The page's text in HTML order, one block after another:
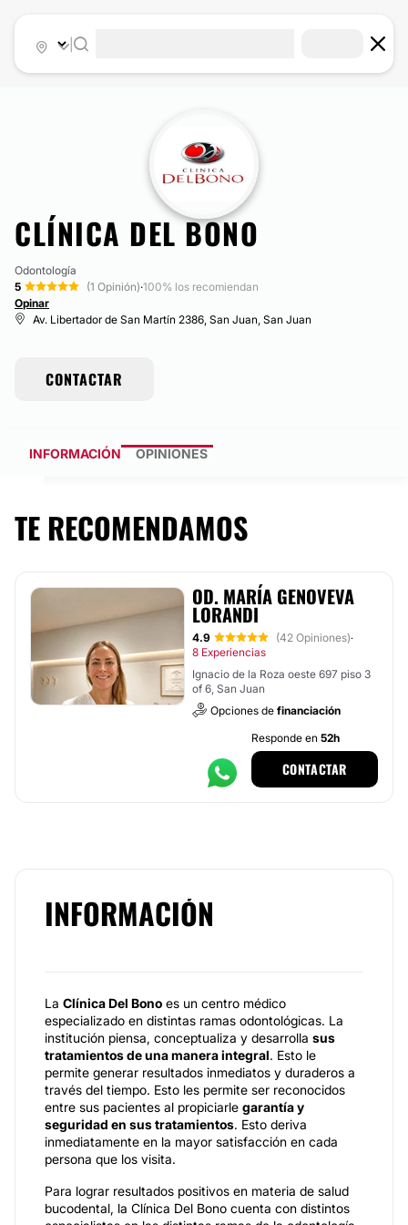
CLÍNICA DEL BONO
Odontología
5
(1 Opinión)·100% los recomiendan
Opinar
Av. Libertador de San Martín 2386, San Juan, San Juan
CONTACTAR
INFORMACIÓN OPINIONES
TE RECOMENDAMOS
OD. MARÍA GENOVEVA
LORANDI
4.9 (42 Opiniones)·
8 Experiencias
Ignacio de la Roza oeste 697 piso 3
of 6, San Juan
Opciones de financiación
Responde en 52h
CONTACTAR
INFORMACIÓN
La Clínica Del Bono es un centro médico
especializado en distintas ramas odontológicas. La
institución piensa, conceptualiza y desarrolla sus
tratamientos de una manera integral. Esto le
permite generar resultados inmediatos y duraderos a
través del tiempo. Esto les permite ser reconocidos
entre sus pacientes al propiciarle garantía y
seguridad en sus tratamientos. Esto deriva
inmediatamente en la mayor satisfacción en cada
persona que los visita.
Para lograr resultados positivos en materia de salud
bucodental, la Clínica Del Bono cuenta con distintos